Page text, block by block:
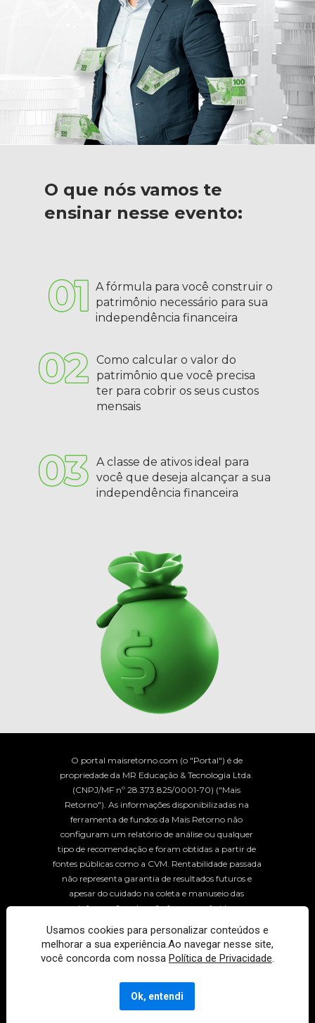
O que nós vamos te
ensinar nesse evento:
A fórmula para você construir o
patrimônio necessário para sua
independência financeira
Como calcular o valor do
patrimônio que você precisa
ter para cobrir os seus custos
mensais
A classe de ativos ideal para
você que deseja alcançar a sua
independência financeira
® Mais Retorno / Todos os direitos reservados
O portal maisretorno.com (o "Portal") é de
propriedade da MR Educação & Tecnologia Ltda.
(CNPJ/MF nº 28.373.825/0001-70) ("Mais
Retorno"). As informações disponibilizadas na
ferramenta de fundos da Mais Retorno não
configuram um relatório de análise ou qualquer
tipo de recomendação e foram obtidas a partir de
fontes públicas como a CVM. Rentabilidade passada
não representa garantia de resultados futuros e
apesar do cuidado na coleta e manuseio das
informações, elas não foram conferidas
próprios gestores aos órgãos reguladores e podem
haver divergências pontuais e atraso em
determinadas atualizações.
Usamos cookies para personalizar conteúdos e
melhorar a sua experiência.Ao navegar nesse site,
você concorda com nossa Política de Privacidade.
Ok, entendi